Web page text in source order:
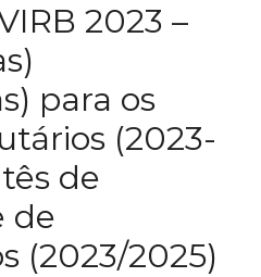
2023 –
para os
(2023-
de
de
(2023/2025)